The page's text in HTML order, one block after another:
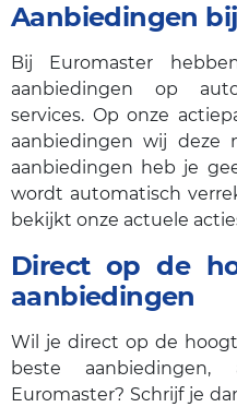
Aanbiedingen
Bij Euromaster
aanbiedingen op
services. Op onze
aanbiedingen wij deze
aanbiedingen heb je
wordt automatisch
bekijkt onze actuele
Direct op de
aanbiedingen
Wil je direct op de
beste
Euromaster? Schrijf je